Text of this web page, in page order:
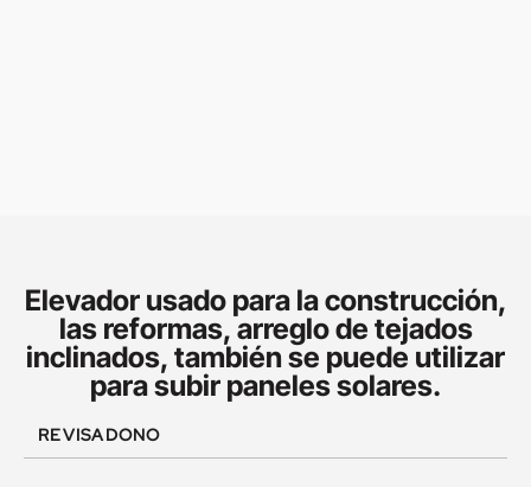
Elevador usado para la construcción,
las reformas, arreglo de tejados
inclinados, también se puede utilizar
para subir paneles solares.
REVISADONO